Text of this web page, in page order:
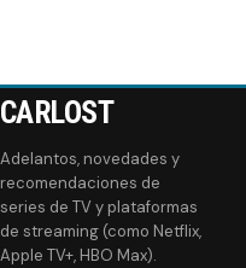
CARLOST
Adelantos, novedades y
recomendaciones de
series de TV y plataformas
de streaming (como Netflix,
Apple TV+, HBO Max).